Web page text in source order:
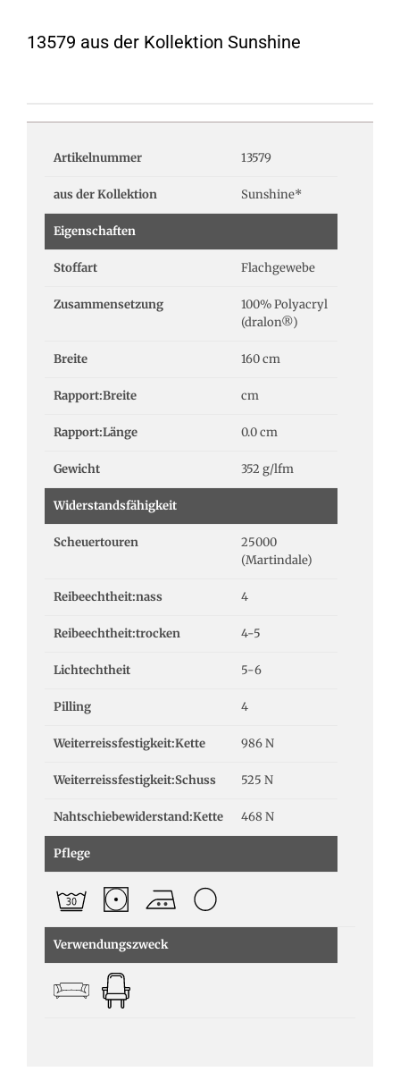
13579 aus der Kollektion Sunshine
Artikelnummer 13579
aus der Kollektion Sunshine*
Eigenschaften
Stoffart Flachgewebe
Zusammensetzung
100% Polyacryl
(dralon®)
Breite 160 cm
Rapport:Breite cm
Rapport:Länge 0.0 cm
Gewicht 352 g/lfm
Widerstandsfähigkeit
Scheuertouren
25000
(Martindale)
Reibeechtheit:nass 4
Reibeechtheit:trocken 4-5
Lichtechtheit 5-6
Pilling 4
Weiterreissfestigkeit:Kette 986 N
Weiterreissfestigkeit:Schuss 525 N
Nahtschiebewiderstand:Kette 468 N
Pflege
Verwendungszweck